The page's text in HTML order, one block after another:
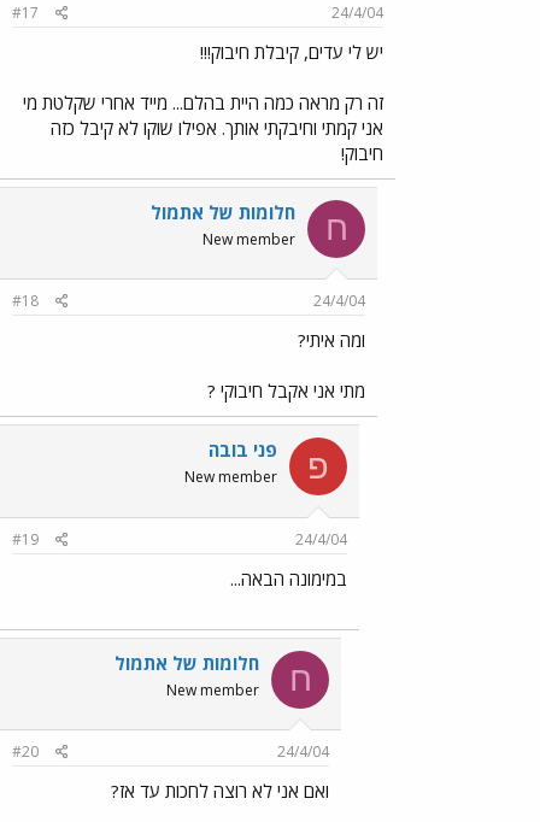
24/4/04
#17
יש לי עדים, קיבלת חיבוק!!!
זה רק מראה כמה היית בהלם... מייד אחרי שקלטת מי
אני קמתי וחיבקתי אותך. אפילו שוקו לא קיבל כזה
חיבוק!
ח חלומות של אתמול
New member
24/4/04
#18
ומה איתי?
מתי אני אקבל חיבוקי ?
פ פני בובה
New member
24/4/04
#19
במימונה הבאה...
ח חלומות של אתמול
New member
24/4/04
#20
ואם אני לא רוצה לחכות עד אז?